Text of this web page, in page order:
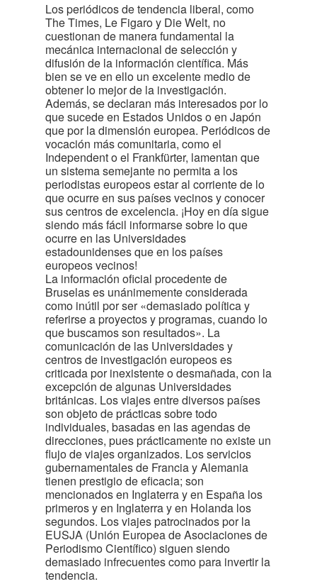
Los periódicos de tendencia liberal, como
The Times, Le Figaro y Die Welt, no
cuestionan de manera fundamental la
mecánica internacional de selección y
difusión de la información científica. Más
bien se ve en ello un excelente medio de
obtener lo mejor de la investigación.
Además, se declaran más interesados por lo
que sucede en Estados Unidos o en Japón
que por la dimensión europea. Periódicos de
vocación más comunitaria, como el
Independent o el Frankfürter, lamentan que
un sistema semejante no permita a los
periodistas europeos estar al corriente de lo
que ocurre en sus países vecinos y conocer
sus centros de excelencia. ¡Hoy en día sigue
siendo más fácil informarse sobre lo que
ocurre en las Universidades
estadounidenses que en los países
europeos vecinos!
La información oficial procedente de
Bruselas es unánimemente considerada
como inútil por ser «demasiado política y
referirse a proyectos y programas, cuando lo
que buscamos son resultados». La
comunicación de las Universidades y
centros de investigación europeos es
criticada por inexistente o desmañada, con la
excepción de algunas Universidades
británicas. Los viajes entre diversos países
son objeto de prácticas sobre todo
individuales, basadas en las agendas de
direcciones, pues prácticamente no existe un
flujo de viajes organizados. Los servicios
gubernamentales de Francia y Alemania
tienen prestigio de eficacia; son
mencionados en Inglaterra y en España los
primeros y en Inglaterra y en Holanda los
segundos. Los viajes patrocinados por la
EUSJA (Unión Europea de Asociaciones de
Periodismo Científico) siguen siendo
demasiado infrecuentes como para invertir la
tendencia.